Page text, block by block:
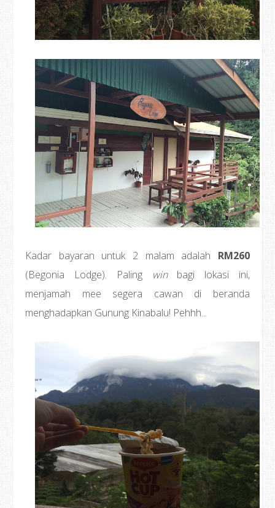
Kadar bayaran untuk 2 malam adalah RM260
(Begonia Lodge). Paling
winbagi lokasi ini,
menjamah mee segera cawan di beranda
menghadapkan Gunung Kinabalu! Pehhh...